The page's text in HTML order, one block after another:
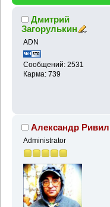
Дмитрий
Загорулькин
ADN
Сообщений: 2531
Карма: 739
Александр
Administrator